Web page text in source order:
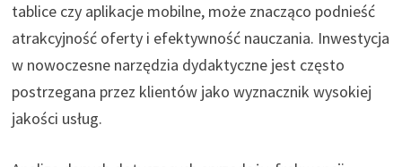
tablice czy aplikacje mobilne, może znacząco podnieść
atrakcyjność oferty i efektywność nauczania. Inwestycja
w nowoczesne narzędzia dydaktyczne jest często
postrzegana przez klientów jako wyznacznik wysokiej
jakości usług.